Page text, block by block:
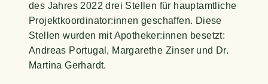
des Jah­res 2022 drei Stel­len für haupt­amt­li­che
Projektkoordinator:innen geschaf­fen. Die­se
Stel­len wur­den mit Apotheker:innen besetzt:
Andre­as Por­tu­gal, Mar­ga­re­the Zins­er und Dr.
Mar­ti­na Gerhardt.